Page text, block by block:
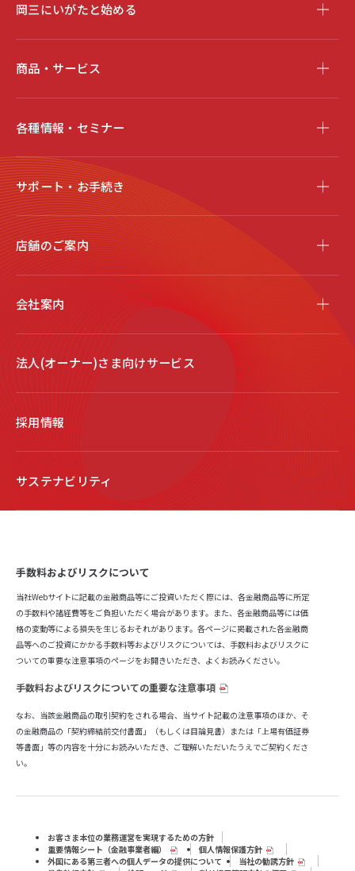
岡三にいがたと始める
商品・サービス
各種情報・セミナー
サポート・お手続き
店舗のご案内
会社案内
法人(オーナー)さま向けサービス
採用情報
サステナビリティ
手数料およびリスクについて
当社Webサイトに記載の金融商品等にご投資いただく際には、各金融商品等に所定
の手数料や諸経費等をご負担いただく場合があります。また、各金融商品等には価
格の変動等による損失を生じるおそれがあります。各ページに掲載された各金融商
品等へのご投資にかかる手数料等およびリスクについては、手数料およびリスクに
ついての重要な注意事項のページをお開きいただき、よくお読みください。
手数料およびリスクについての重要な注意事項
なお、当該金融商品の取引契約をされる場合、当サイト記載の注意事項のほか、そ
の金融商品の「契約締結前交付書面」（もしくは目論見書）または「上場有価証券
等書面」等の内容を十分にお読みいただき、ご理解いただいたうえでご契約くださ
い。
お客さま本位の業務運営を実現するための方針
重要情報シート（⾦融事業者編）
個人情報保護方針
外国にある第三者への個人データの提供について
当社の勧誘方針